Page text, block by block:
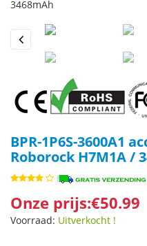
Previous
BPR-1P6S-3600A1
Roborock H7M1A /
Onze prijs:€50.99
Voorraad: Uitverkocht !